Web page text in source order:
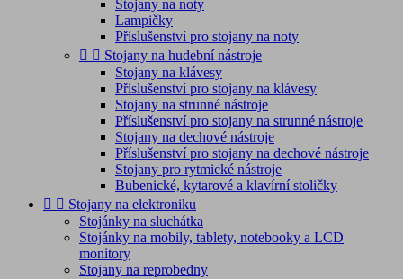
Stojany na noty
Lampičky
Příslušenství pro stojany na noty
  Stojany na hudební nástroje
Stojany na klávesy
Příslušenství pro stojany na klávesy
Stojany na strunné nástroje
Příslušenství pro stojany na strunné nástroje
Stojany na dechové nástroje
Příslušenství pro stojany na dechové nástroje
Stojany pro rytmické nástroje
Bubenické, kytarové a klavírní stoličky
  Stojany na elektroniku
Stojánky na sluchátka
Stojánky na mobily, tablety, notebooky a LCD
monitory
Stojany na reprobedny